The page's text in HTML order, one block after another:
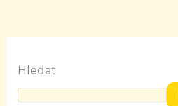
Hledat